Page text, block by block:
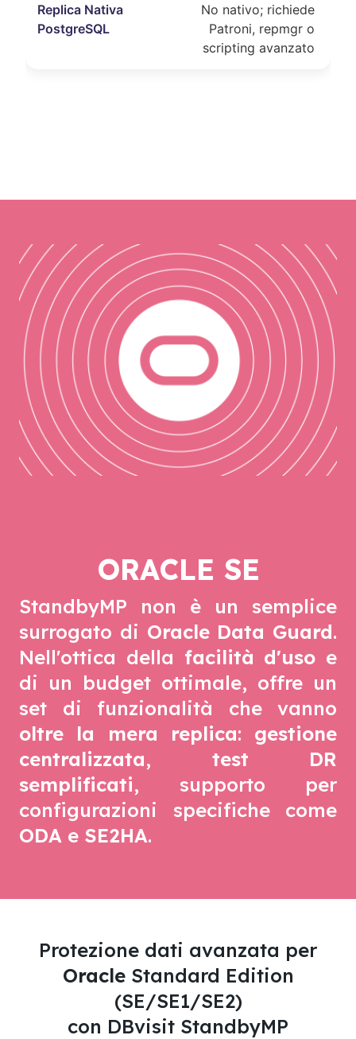
No nativo; richiede
Patroni, repmgr o
scripting avanzato
ORACLE SE
StandbyMP non è un semplice
surrogato di Oracle Data Guard.
Nell'ottica della facilità d'uso e
di un budget ottimale, offre un
set di funzionalità che vanno
oltre la mera replica: gestione
centralizzata, test DR
semplificati, supporto per
configurazioni specifiche come
ODA e SE2HA.
Protezione dati avanzata per
OracleStandard Edition
(SE/SE1/SE2)
con DBvisit StandbyMP